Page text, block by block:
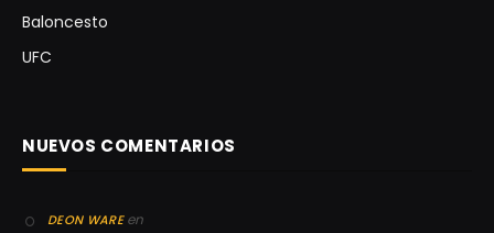
Baloncesto
UFC
NUEVOS COMENTARIOS
DEON WAREen